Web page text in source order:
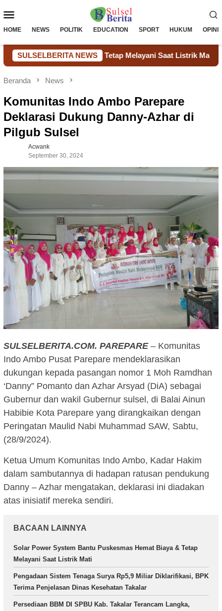
ke
Mobile
HOME NEWS POLITIK EDUCATION SPORT HUKUM OPINI
SULSELBERITA NEWS
Hemat Biaya & Tetap Melayani Saat Listrik Mati
Beranda News
Komunitas Indo Ambo Parepare
Deklarasi Dukung Danny-Azhar di
Pilgub Sulsel
Acwank
September 30, 2024
SULSELBERITA.COM. PAREPARE– Komunitas
Indo Ambo Pusat Parepare mendeklarasikan
dukungan kepada pasangan nomor 1 Moh Ramdhan
‘Danny” Pomanto dan Azhar Arsyad (DiA) sebagai
Gubernur dan wakil Gubernur sulsel, di Balai Ainun
Habibie Kota Parepare yang dirangkaikan dengan
Peringatan Maulid Nabi Muhammad SAW, Sabtu,
(28/9/2024).
Ketua Umum Komunitas Indo Ambo, Kadar Hakim
dalam sambutannya di hadapan ratusan pendukung
Danny – Azhar mengatakan, deklarasi ini diadakan
atas inisiatif mereka sendiri.
BACAAN LAINNYA
Solar Power System Bantu Puskesmas Hemat Biaya & Tetap
Melayani Saat Listrik Mati
Pengadaan Sistem Tenaga Surya Rp5,9 Miliar Diklarifikasi, BPK
Terima Penjelasan Dinas Kesehatan Takalar
Persediaan BBM DI SPBU Kab. Takalar Terancam Langka,